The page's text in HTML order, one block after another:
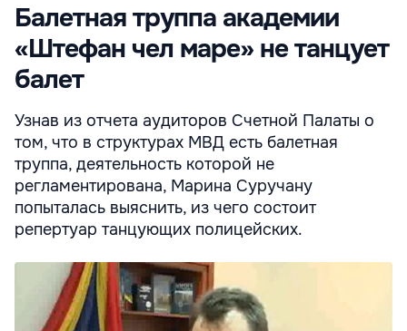
Балетная труппа академии
«Штефан чел маре» не танцует
балет
Узнав из отчета аудиторов Счетной Палаты о
том, что в структурах МВД есть балетная
труппа, деятельность которой не
регламентирована, Марина Суручану
попыталась выяснить, из чего состоит
репертуар танцующих полицейских.